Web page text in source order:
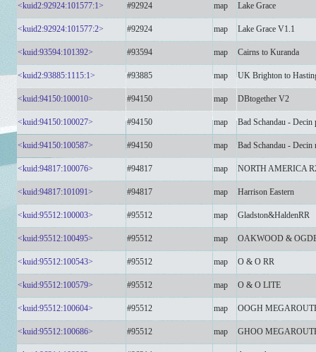
<kuid2:92924:101577:1> #92924 map Lake Grace
<kuid2:92924:101577:2> #92924 map Lake Grace V1.1
<kuid:93594:101392> #93594 map Cairns to Kuranda
<kuid2:93885:1115:1> #93885 map UK Brighton to
<kuid:94150:100010> #94150 map DBtogether V2
<kuid:94150:100027> #94150 map Bad Schandau - Decin
<kuid:94150:100587> #94150 map Bad Schandau - Decin
<kuid:94817:100076> #94817 map NORTH AMERICA
<kuid:94817:101091> #94817 map Harrison Eastern
<kuid:95512:100003> #95512 map Gladston&HaldenRR
<kuid:95512:100495> #95512 map OAKWOOD &
<kuid:95512:100543> #95512 map O & O RR
<kuid:95512:100579> #95512 map O & O LITE
<kuid:95512:100604> #95512 map OOGH
<kuid:95512:100686> #95512 map GHOO